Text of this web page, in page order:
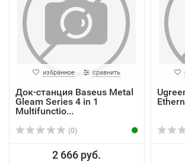
избранное сравнить
Док-станция Baseus Metal
Gleam Series 4 in 1
Multifunctio...
(0)
2 666 руб.